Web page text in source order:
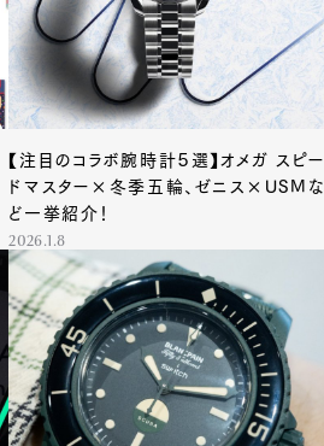
【注目のコラボ腕時計５選】オメガ スピー
ドマスター×冬季五輪、ゼニス×USMな
ど一挙紹介！
2026.1.8